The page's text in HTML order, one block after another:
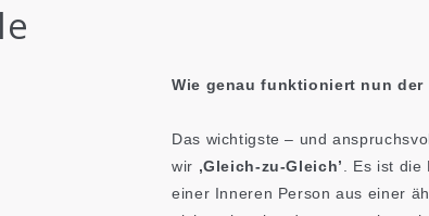
Wie genau funktioniert nun der
Das wichtigste – und
wir ‚Gleich-zu-Gleich’
. Es ist
einer Inneren Person aus einer